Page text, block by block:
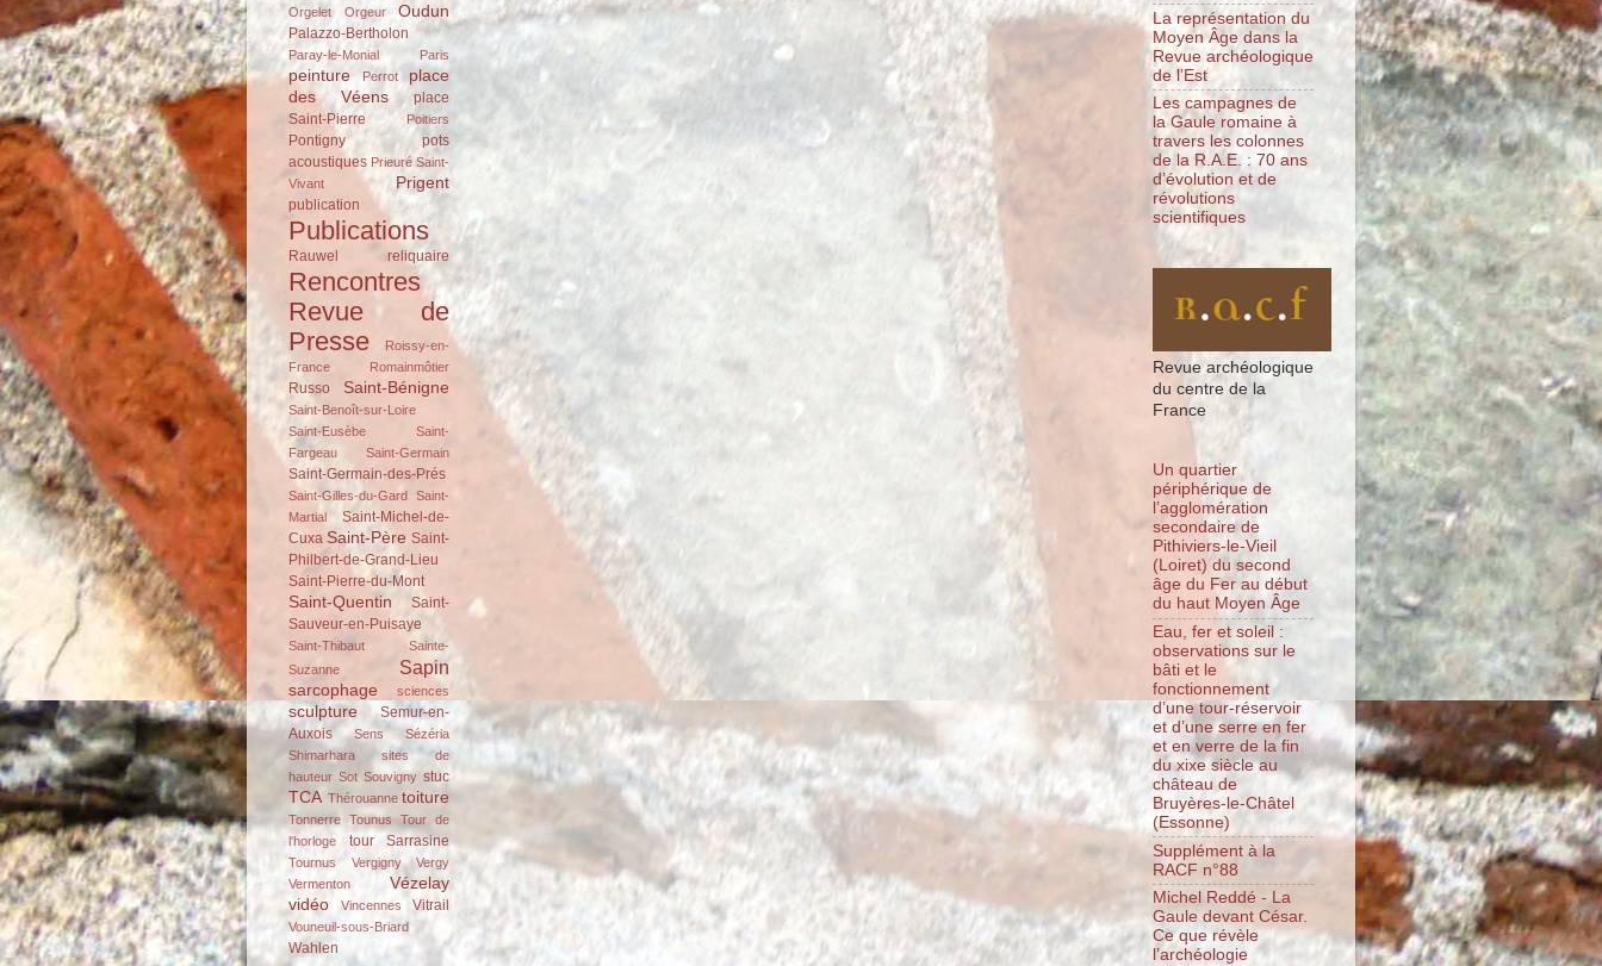
Orgelet
Orgeur Oudun
Palazzo-Bertholon
Paray-le-Monial Paris
peinture Perrot
place
des Véens
place
Saint-Pierre
Poitiers
Pontigny
pots
acoustiques Prieuré Saint-
Vivant
Prigent
publication
Publications
Rauwel reliquaire
Rencontres
Revue de
Presse
Roissy-en-
France
Romainmôtier
Russo Saint-Bénigne
Saint-Benoît-sur-Loire
Saint-Eusèbe
Saint-
Fargeau
Saint-Germain
Saint-Germain-des-Prés
Saint-Gilles-du-Gard Saint-
Martial
Saint-Michel-de-
Cuxa Saint-Père Saint-
Philbert-de-Grand-Lieu
Saint-Pierre-du-Mont
Saint-Quentin
Saint-
Sauveur-en-Puisaye
Saint-Thibaut
Sainte-
Suzanne
Sapin
sarcophage sciences
sculpture
Semur-en-
Auxois
Sens
Sézéria
Shimarhara
sites de
hauteur Sot Souvigny stuc
TCA Thérouanne toiture
Tonnerre Tounus Tour de
l'horloge
tour Sarrasine
Tournus Vergigny
Vergy
Vermenton
Vézelay
vidéo
Vincennes Vitrail
Vouneuil-sous-Briard
Wahlen
La représentation du
Moyen Âge dans la
Revue archéologique
de l’Est
Les campagnes de
la Gaule romaine à
travers les colonnes
de la R.A.E. : 70 ans
d’évolution et de
révolutions
scientifiques
Revue archéologique
du centre de la
France
Un quartier
périphérique de
l’agglomération
secondaire de
Pithiviers-le-Vieil
(Loiret) du second
âge du Fer au début
du haut Moyen Âge
Eau, fer et soleil :
observations sur le
bâti et le
fonctionnement
d’une tour-réservoir
et d’une serre en fer
et en verre de la fin
du xixe siècle au
château de
Bruyères-le-Châtel
(Essonne)
Supplément à la
RACF n°88
Michel Reddé - La
Gaule devant César.
Ce que révèle
l’archéologie